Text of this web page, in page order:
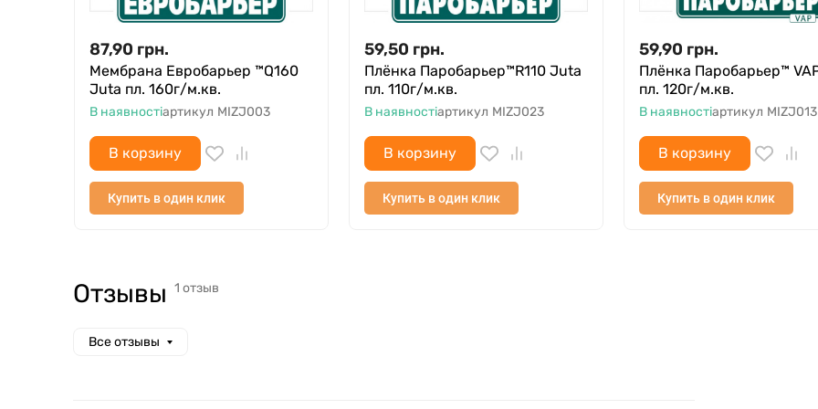
87,90 грн.
Мембрана Евробарьер ™Q160
Juta пл. 160г/м.кв.
В наявностіартикул MIZJ003
В корзину
Купить в один клик
59,50 грн.
Плёнка Паробарьер™R110 Juta
пл. 110г/м.кв.
В наявностіартикул MIZJ023
В корзину
Купить в один клик
59,90 грн.
Плёнка Паробарьер™
пл. 120г/м.кв.
В наявностіартикул MIZJ013
В корзину
Купить в один клик
Отзывы (1)
Отзывы 1 отзыв
Все отзывы